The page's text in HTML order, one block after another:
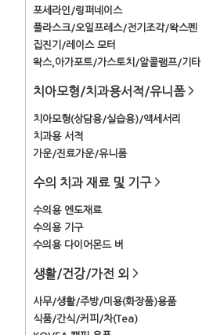
포세라인/링퍼네이스
플라스크/오일프레스/전기조각/왁스펜
집진기/레이스 모터
왁스,아가포트/가스토치/알콜램프/기타
치아모형/치과용서적/유니폼 >
치아모형(상담용/실습용)/액세서리
치과용 서적
가운/진료가운/유니폼
수의 치과 재료 및 기구 >
수의용 엔도재료
수의용 기구
수의용 다이어몬드 버
생활/건강/가전 외 >
사무/생활/주방/미용(화장품)용품
식품/간식/커피/차(Tea)